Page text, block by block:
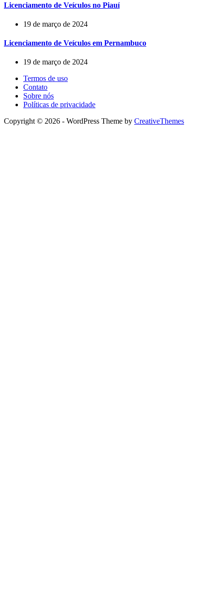
Licenciamento de Veículos no Piauí
19 de março de 2024
Licenciamento de Veículos em Pernambuco
19 de março de 2024
Termos de uso
Contato
Sobre nós
Políticas de privacidade
Copyright © 2026 - WordPress Theme by CreativeThemes